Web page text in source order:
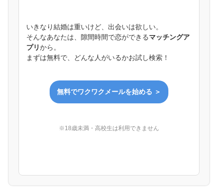
いきなり結婚は重いけど、出会いは欲しい。
そんなあなたは、隙間時間で恋ができるマッチングア
プリから。
まずは無料で、どんな人がいるかお試し検索！
無料でワクワクメールを始める ＞
※18歳未満・高校生は利用できません